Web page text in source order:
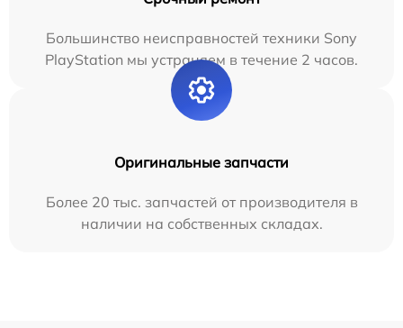
Большинство неисправностей техники Sony
PlayStation мы устраняем в течение 2 часов.
Оригинальные запчасти
Более 20 тыс. запчастей от производителя в
наличии на собственных складах.